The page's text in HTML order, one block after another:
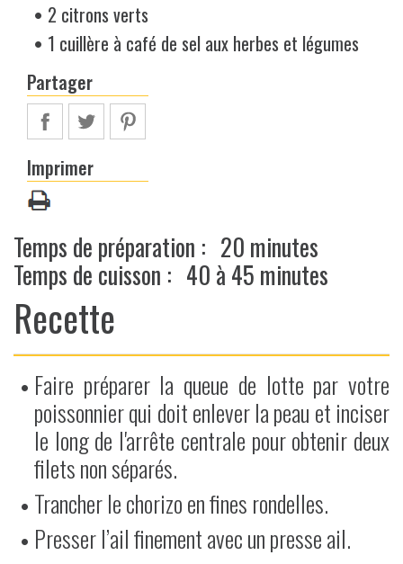
2 citrons verts
1 cuillère à café de sel aux herbes et légumes
Partager
Imprimer
Temps de préparation : 20 minutes
Temps de cuisson : 40 à 45 minutes
Recette
Faire préparer la queue de lotte par votre
poissonnier qui doit enlever la peau et inciser
le long de l'arrête centrale pour obtenir deux
filets non séparés.
Trancher le chorizo en fines rondelles.
Presser l’ail finement avec un presse ail.